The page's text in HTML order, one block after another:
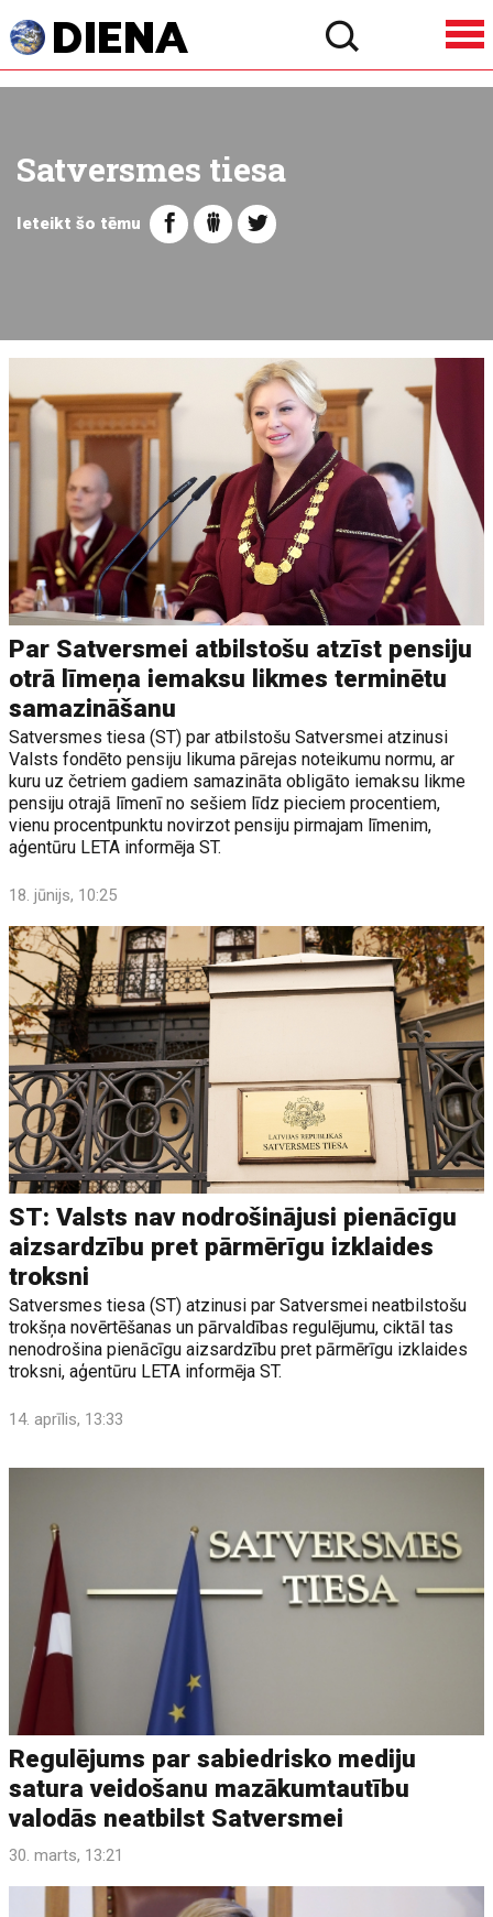
Satversmes tiesa
Ieteikt šo tēmu
Par Satversmei atbilstošu atzīst pensiju
otrā līmeņa iemaksu likmes terminētu
samazināšanu
Satversmes tiesa (ST) par atbilstošu Satversmei atzinusi
Valsts fondēto pensiju likuma pārejas noteikumu normu, ar
kuru uz četriem gadiem samazināta obligāto iemaksu likme
pensiju otrajā līmenī no sešiem līdz pieciem procentiem,
vienu procentpunktu novirzot pensiju pirmajam līmenim,
aģentūru LETA informēja ST.
18. jūnijs, 10:25
ST: Valsts nav nodrošinājusi pienācīgu
aizsardzību pret pārmērīgu izklaides
troksni
Satversmes tiesa (ST) atzinusi par Satversmei neatbilstošu
trokšņa novērtēšanas un pārvaldības regulējumu, ciktāl tas
nenodrošina pienācīgu aizsardzību pret pārmērīgu izklaides
troksni, aģentūru LETA informēja ST.
14. aprīlis, 13:33
Regulējums par sabiedrisko mediju
satura veidošanu mazākumtautību
valodās neatbilst Satversmei
30. marts, 13:21